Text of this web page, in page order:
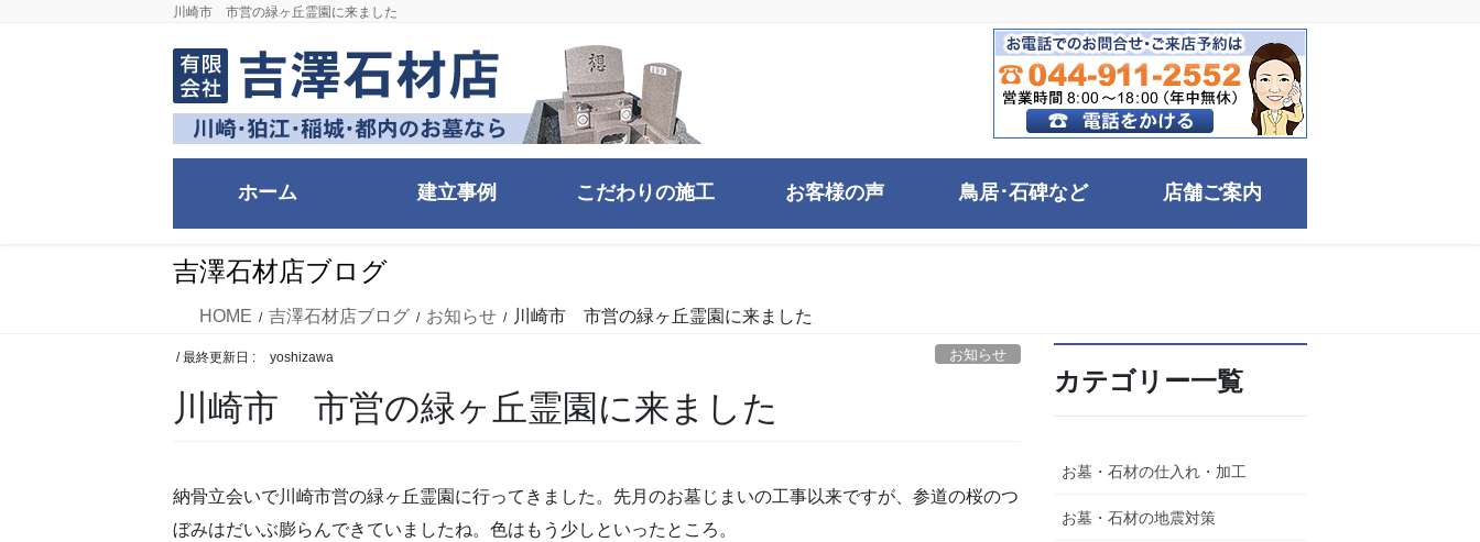
川崎市 市営の緑ヶ丘霊園に来ました
ホーム 建立事例 こだわりの施工 お客様の声 鳥居･石碑など 店舗ご案内
吉澤石材店ブログ
HOME 吉澤石材店ブログ お知らせ 川崎市 市営の緑ヶ丘霊園に来ました
/ 最終更新日 : yoshizawa お知らせ
川崎市 市営の緑ヶ丘霊園に来ました
納骨立会いで川崎市営の緑ヶ丘霊園に行ってきました。先月のお墓じまいの工事以来ですが、参道の桜のつ
ぼみはだいぶ膨らんできていましたね。色はもう少しといったところ。
カテゴリー一覧
お墓・石材の仕入れ・加工
お墓・石材の地震対策